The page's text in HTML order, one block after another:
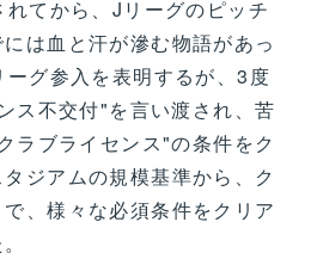
てから、Jリーグのピッチ
は血と汗が滲む物語があっ
グ参入を表明するが、3度
ス不交付"を言い渡され、苦
ラブライセンス"の条件をク
ジアムの規模基準から、ク
、様々な必須条件をクリア